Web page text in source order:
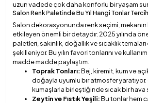
uzun vadede çok daha konforlu bir yaşam
Salon Renk Paletinde Bu Yıl Hangi Tonlar
Salon dekorasyonunda renk seçimi, mekanın
etkileyen önemli bir detaydır. 2025 yılında
paletleri, sakinlik, doğallık ve sıcaklık
şekilleniyor. Bu yılın favori tonlarını ve
madde madde paylaştım:
Toprak Tonları:Bej, kiremit, kum ve
doğayla uyumlu bir atmosfer
kumaşlarla birleştiğinde sıcak bir hava
Zeytin ve Fıstık Yeşili:Bu tonlar hem